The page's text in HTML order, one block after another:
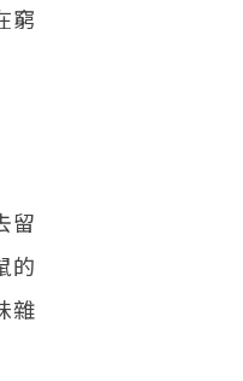
窮
留
的
雜